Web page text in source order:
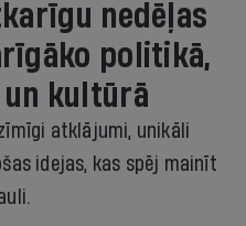
nedēļas
politikā,
un kultūrā
atklājumi, unikāli
idejas, kas spēj mainīt